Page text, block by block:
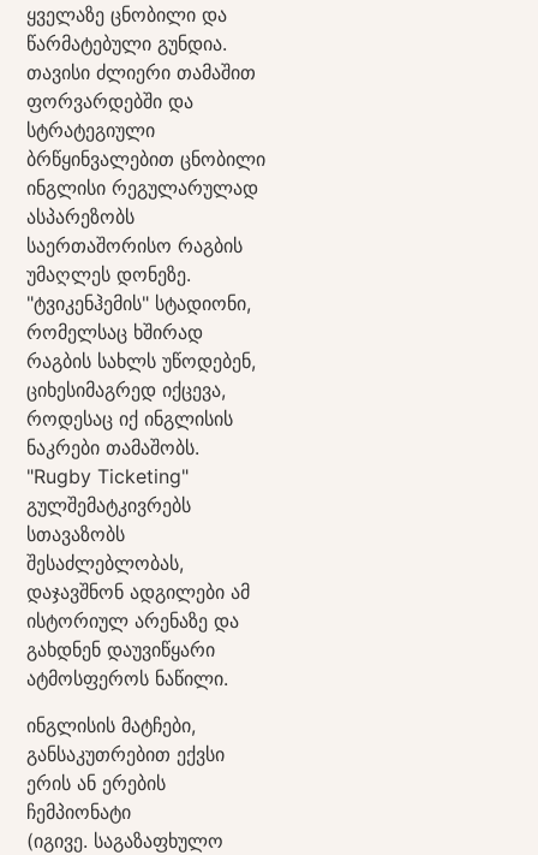
ყველაზე ცნობილი და
წარმატებული გუნდია.
თავისი ძლიერი თამაშით
ფორვარდებში და
სტრატეგიული
ბრწყინვალებით ცნობილი
ინგლისი რეგულარულად
ასპარეზობს
საერთაშორისო რაგბის
უმაღლეს დონეზე.
"ტვიკენჰემის" სტადიონი,
რომელსაც ხშირად
რაგბის სახლს უწოდებენ,
ციხესიმაგრედ იქცევა,
როდესაც იქ ინგლისის
ნაკრები თამაშობს.
"Rugby Ticketing"
გულშემატკივრებს
სთავაზობს
შესაძლებლობას,
დაჯავშნონ ადგილები ამ
ისტორიულ არენაზე და
გახდნენ დაუვიწყარი
ატმოსფეროს ნაწილი.
ინგლისის მატჩები,
განსაკუთრებით ექვსი
ერის ან ერების
ჩემპიონატი
(იგივე. საგაზაფხულო